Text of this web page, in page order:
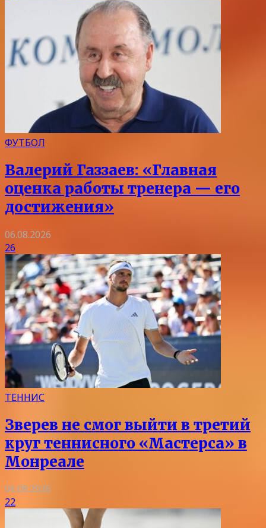
ФУТБОЛ
Валерий Газзаев: «Главная
оценка работы тренера — его
достижения»
06.08.2026
26
ТЕННИС
Зверев не смог выйти в третий
круг теннисного «Мастерса» в
Монреале
06.08.2026
22